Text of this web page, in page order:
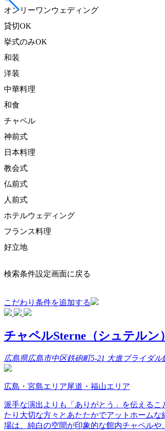
オンリーワンウェディング
貸切OK
挙式のみOK
和装
洋装
中華料理
和食
チャペル
神前式
日本料理
教会式
仏前式
人前式
ホテルウェディング
フランス料理
好立地
検索条件設定画面に戻る
こだわり条件を追加する
チャペルSterne（シュテルン）
広島県広島市中区鉄砲町5-21 大進ブライダル
広島・宮島エリア尾道・福山エリア
派手な演出よりも「ありがとう」を伝える
たり大切な方々とあたたかでアットホーム
場は、純白の空間が印象的な館内チャペル